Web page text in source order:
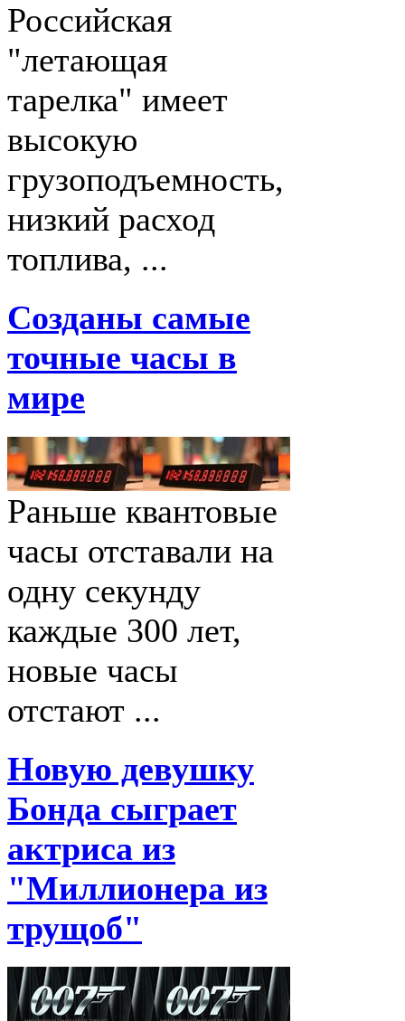
Российская
"летающая
тарелка" имеет
высокую
грузоподъемность,
низкий расход
топлива, ...
Созданы самые
точные часы в
мире
Раньше квантовые
часы отставали на
одну секунду
каждые 300 лет,
новые часы
отстают ...
Новую девушку
Бонда сыграет
актриса из
"Миллионера из
трущоб"